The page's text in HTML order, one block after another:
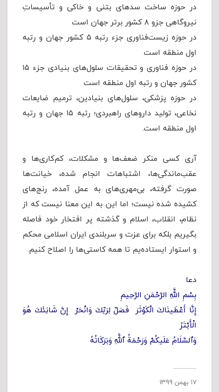
در حوزه ساخت سدهای بتنی و خاکی و تأسیساتِ
نیروگاهی جزو ٨ کشور برتر جهان است
در حوزه زیست‌فناوری جزء رتبه ۵ کشور جهان و رتبه
اول منطقه است
در حوزه فناوری و تحقیقات سلول‌های بنیادی جزء ۱۵
کشور جهان و رتبه اول منطقه است
در حوزه پزشکی، سلول‌های بنیادین، ترمیم ضایعات
نخاعی، تولید دارو‌های راهبردی؛ رتبه ۱۵ جهان و رتبه
اول منطقه است.
آری كسی منکر ضعف‌ها و مشکلات، کم‌کاری‌ها و
عقب‌ماندگی‌ها‌، اشتباهات انجام شده، خیانت‌ها
صورت گرفته، بی‌مهری‌های به عمل آمده، رنج‌های
کشیده شده نیست؛ اما این به این معنا نیست که از
نظام، انقلاب، اسلام و گذشته پر افتخار خود فاصله
بگیریم بلکه برای عزت و سربلندی ایران اسلامی محكم
و استوار ایستاده‌یم تا همه کاستی‌ها را اصلاح کنیم.
دعا
بِسْمِ اللَّهِ الرَّحْمَنِ الرَّحِیمِ
إِنَّا أَعْطَینَاكَ الْكَوْثَرَ فَصَلِّ لِرَبِّكَ وَانْحَرْ إِنَّ شَانِئَكَ هُوَ
الْأَبْتَرُ
وَٱلسَّلَامُ عَلَیكُمْ وَرَحْمَةُ ٱللَّهِ وَبَرَكَاتُهُ
۱۷ بهمن ۱۳۹۹